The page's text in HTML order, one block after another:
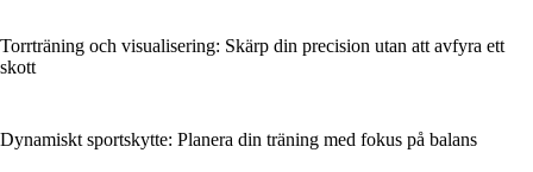
Torrträning och visualisering: Skärp din precision utan att avfyra ett
skott
Dynamiskt sportskytte: Planera din träning med fokus på balans